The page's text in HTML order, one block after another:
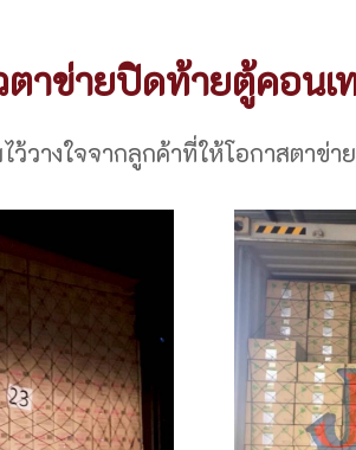
ตาข่ายปิดท้ายตู้คอนเ
วางใจจากลูกค้าที่ให้โอกาสตาข่า